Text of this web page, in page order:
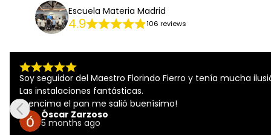
Escuela Materia Madrid
4.9 106 reviews
Soy seguidor del Maestro Florindo Fierro y tenía mucha
Las instalaciones fantásticas.
¡y encima el pan me salió buenísimo!
Óscar Zarzoso
5 months ago